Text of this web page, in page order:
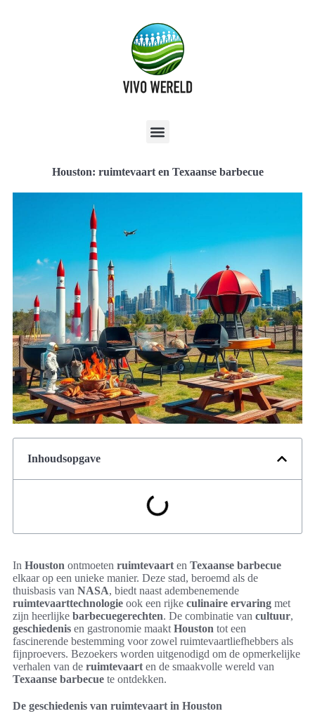
Houston: ruimtevaart en Texaanse barbecue
Inhoudsopgave
In Houston ontmoeten ruimtevaart en Texaanse barbecue
elkaar op een unieke manier. Deze stad, beroemd als de
thuisbasis van NASA, biedt naast adembenemende
ruimtevaarttechnologie ook een rijke culinaire ervaring met
zijn heerlijke barbecuegerechten. De combinatie van cultuur,
geschiedenis en gastronomie maakt Houston tot een
fascinerende bestemming voor zowel ruimtevaartliefhebbers als
fijnproevers. Bezoekers worden uitgenodigd om de opmerkelijke
verhalen van de ruimtevaart en de smaakvolle wereld van
Texaanse barbecue te ontdekken.
De geschiedenis van ruimtevaart in Houston